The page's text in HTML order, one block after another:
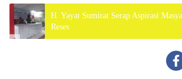
H. Yayat Sumirat Serap Aspirasi
Reses